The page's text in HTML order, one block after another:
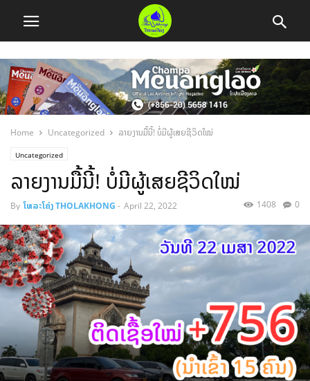
Home Uncategorized ລາຍງານມື້ນີ້! ບໍ່ມີຜູ້ເສຍຊີວິດໃໝ່
Uncategorized
ລາຍງານມື້ນີ້! ບໍ່ມີຜູ້ເສຍຊີວິດໃໝ່
By ໂທລະໂຄ່ງ THOLAKHONG - April 22, 2022 0
1408